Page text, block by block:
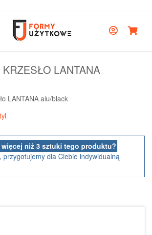
LANTANA
LANTANA alu/black
więcej niż 3 sztuki tego produktu?
przygotujemy dla Ciebie indywidualną